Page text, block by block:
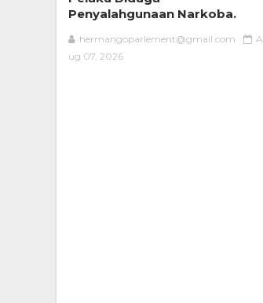
Penyalahgunaan Narkoba.
hermangoparlement@gmail.com
A
ug 07, 2026